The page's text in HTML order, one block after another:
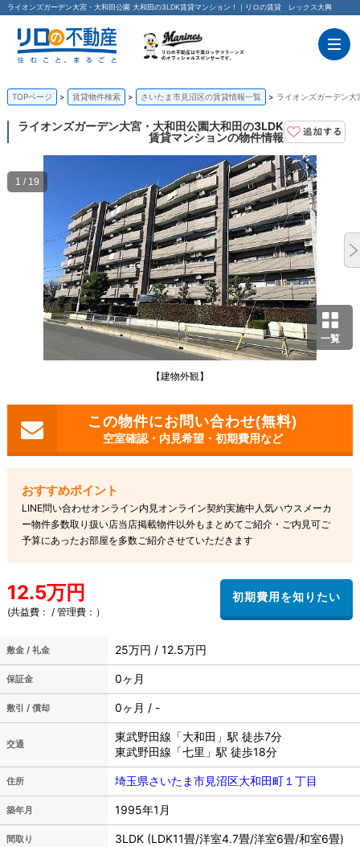
ライオンズガーデン大宮・大和田公園 大和田の3LDK賃貸マンション！｜リロの賃貸 レックス大興
TOPページ 賃貸物件検索 さいたま市見沼区の賃貸情報一覧 ライオンズガーデン
ライオンズガーデン大宮・大和田公園大和田の3LDK
賃貸マンションの物件情報
一覧
【建物外観】
1 / 19
空室確認・内見希望・初期費用など
LINE問い合わせオンライン内見オンライン契約実施中人気ハウスメーカ
ー物件多数取り扱い店当店掲載物件以外もまとめてご紹介・ご内見可ご
予算にあったお部屋を多数ご紹介させていただきます
12.5万円
(共益費： / 管理費：）
敷金 / 礼金 25万円 / 12.5万円
保証金 0ヶ月
敷引 / 償却 0ヶ月 / -
交通
東武野田線「大和田」駅 徒歩7分
東武野田線「七里」駅 徒歩18分
住所 埼玉県さいたま市見沼区大和田町１丁目
築年月 1995年1月
間取り 3LDK (LDK11畳/洋室4.7畳/洋室6畳/和室6畳)